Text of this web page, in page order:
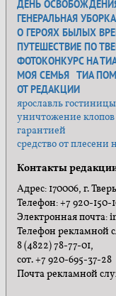
ДЕНЬ
ГЕНЕРАЛЬНАЯ УБОРКА
О ГЕРОЯХ БЫЛЫХ
ПУТЕШЕСТВИЕ ПО
ФОТОКОНКУРС НА
МОЯ СЕМЬЯ ТИА
ОТ РЕДАКЦИИ
ярославль
уничтожение клопов
гарантией
средство от
Контакты
Адрес: 170006, г.
Телефон: +7 920-150-
Электронная почта:
Телефон рекламной
8 (4822) 78-77-01,
сот. +7 920-695-37-28
Почта рекламной